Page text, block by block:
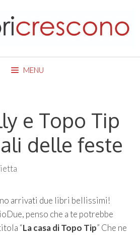
MENU
e Topo Tip
delle feste
arrivati due libri bellissimi!
penso che a te potrebbe
“La casa di Topo Tip” Che ne